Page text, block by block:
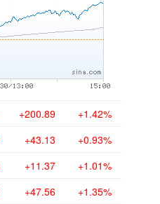
+200.89 +1.42%
+43.13 +0.93%
+11.37 +1.01%
+47.56 +1.35%